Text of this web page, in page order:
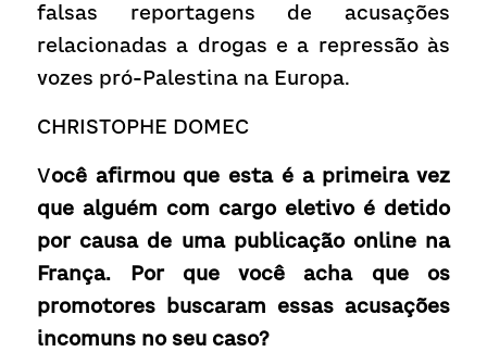
falsas reportagens de acusações
relacionadas a drogas e a repressão às
vozes pró-Palestina na Europa.
CHRISTOPHE DOMEC
Você afirmou que esta é a primeira vez
que alguém com cargo eletivo é detido
por causa de uma publicação online na
França. Por que você acha que os
promotores buscaram essas acusações
incomuns no seu caso?